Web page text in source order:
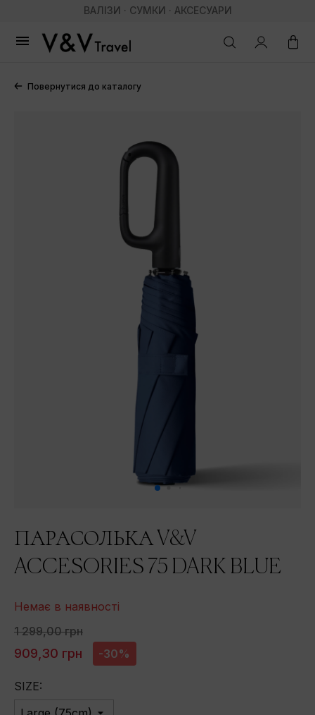
ВАЛІЗИ · СУМКИ · АКСЕСУАРИ

Повернутися до каталогу
ПАРАСОЛЬКА V&V
ACCESORIES 75 DARK BLUE
Немає в наявності
1 299,00 грн
909,30 грн -30%
SIZE: